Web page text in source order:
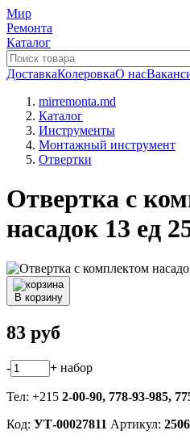
Мир
Ремонта
Каталог
ДоставкаКолеровкаО нас
mirremonta.md
Каталог
Инструменты
Монтажный инструмент
Отвертки
Отвертка с
насадок 13 ед
В корзину
83 руб
- + набор
Тел: +215 2-00-90, 778-93-985,
Код: УТ-00027811 Артикул: